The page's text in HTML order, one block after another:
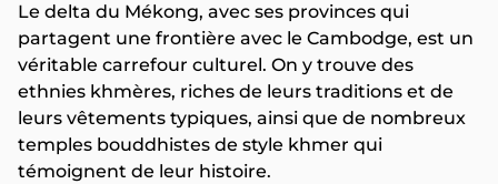
Le delta du Mékong, avec ses provinces qui
partagent une frontière avec le Cambodge, est un
véritable carrefour culturel. On y trouve des
ethnies khmères, riches de leurs traditions et de
leurs vêtements typiques, ainsi que de nombreux
temples bouddhistes de style khmer qui
témoignent de leur histoire.